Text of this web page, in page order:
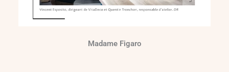
Madame Figaro